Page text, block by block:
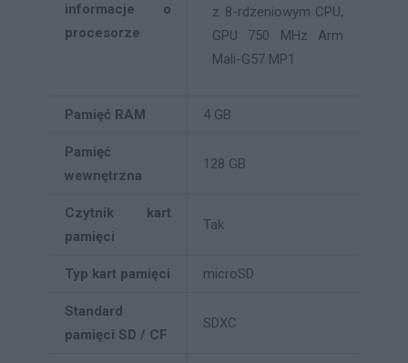
informacje o
procesorze
z 8-rdzeniowym CPU,
GPU 750 MHz Arm
Mali-G57 MP1
Pamięć RAM 4 GB
Pamięć
wewnętrzna
128 GB
Czytnik kart
pamięci
Tak
Typ kart pamięci microSD
Standard
pamięci SD / CF
SDXC